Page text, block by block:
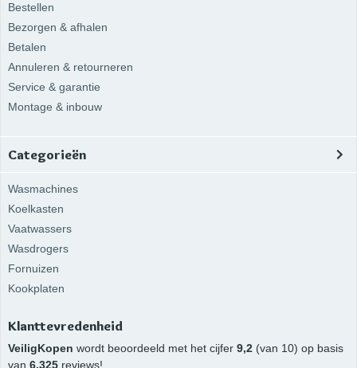
Bestellen
Bezorgen & afhalen
Betalen
Annuleren & retourneren
Service & garantie
Montage & inbouw
Categorieën
Wasmachines
Koelkasten
Vaatwassers
Wasdrogers
Fornuizen
Kookplaten
Klanttevredenheid
VeiligKopen wordt beoordeeld met het cijfer 9,2 (van 10) op basis
van 6.325 reviews!